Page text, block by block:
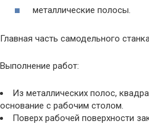
металлические полосы.
Главная часть самодельного
Выполнение работ:
Из металлических полос,
основание с рабочим столом.
Поверх рабочей поверхности